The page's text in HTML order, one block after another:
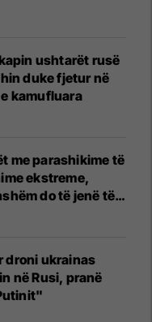
ushtarët rusë
duke fjetur në
kamufluara
me parashikime të
ekstreme,
do të jenë të
droni ukrainas
në Rusi, pranë